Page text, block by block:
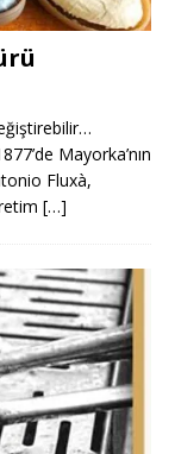
Mayorka’nın
Fluxà,
[…]